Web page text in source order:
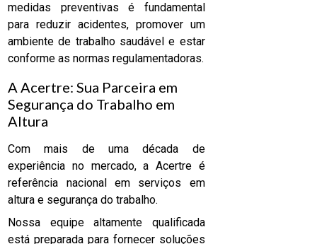
medidas preventivas é fundamental
para reduzir acidentes, promover um
ambiente de trabalho saudável e estar
conforme as normas regulamentadoras.
A Acertre: Sua Parceira em
Segurança do Trabalho em
Altura
Com mais de uma década de
experiência no mercado, a Acertre é
referência nacional em serviços em
altura e segurança do trabalho.
Nossa equipe altamente qualificada
está preparada para fornecer soluções